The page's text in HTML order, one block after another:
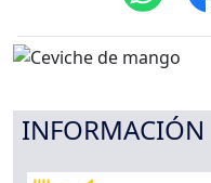
INFORMACIÓN